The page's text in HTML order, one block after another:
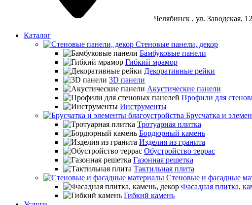
Челябинск , ул. Заводская,
Каталог
Стеновые панели, декор
Бамбуковые панели
Гибкий мрамор
Декоративные рейки
3D панели
Акустические панели
Профили для
Инструменты
Брусчатка и
Тротуарная плитка
Бордюрный камень
Изделия из гранита
Обустройство террас
Газонная решетка
Тактильная плита
Стеновые и фасадные
Фасадная плитка,
Гибкий камень